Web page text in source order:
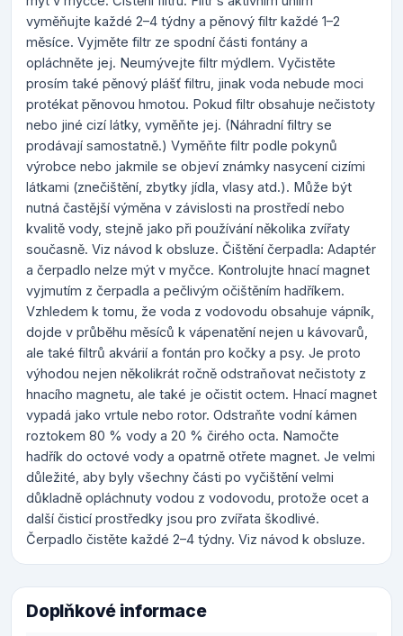
vyměňujte každé 2–4 týdny a pěnový filtr každé 1–2
měsíce. Vyjměte filtr ze spodní části fontány a
opláchněte jej. Neumývejte filtr mýdlem. Vyčistěte
prosím také pěnový plášť filtru, jinak voda nebude moci
protékat pěnovou hmotou. Pokud filtr obsahuje nečistoty
nebo jiné cizí látky, vyměňte jej. (Náhradní filtry se
prodávají samostatně.) Vyměňte filtr podle pokynů
výrobce nebo jakmile se objeví známky nasycení cizími
látkami (znečištění, zbytky jídla, vlasy atd.). Může být
nutná častější výměna v závislosti na prostředí nebo
kvalitě vody, stejně jako při používání několika zvířaty
současně. Viz návod k obsluze. Čištění čerpadla: Adaptér
a čerpadlo nelze mýt v myčce. Kontrolujte hnací magnet
vyjmutím z čerpadla a pečlivým očištěním hadříkem.
Vzhledem k tomu, že voda z vodovodu obsahuje vápník,
dojde v průběhu měsíců k vápenatění nejen u kávovarů,
ale také filtrů akvárií a fontán pro kočky a psy. Je proto
výhodou nejen několikrát ročně odstraňovat nečistoty z
hnacího magnetu, ale také je očistit octem. Hnací magnet
vypadá jako vrtule nebo rotor. Odstraňte vodní kámen
roztokem 80 % vody a 20 % čirého octa. Namočte
hadřík do octové vody a opatrně otřete magnet. Je velmi
důležité, aby byly všechny části po vyčištění velmi
důkladně opláchnuty vodou z vodovodu, protože ocet a
další čisticí prostředky jsou pro zvířata škodlivé.
Čerpadlo čistěte každé 2–4 týdny. Viz návod k obsluze.
Doplňkové informace